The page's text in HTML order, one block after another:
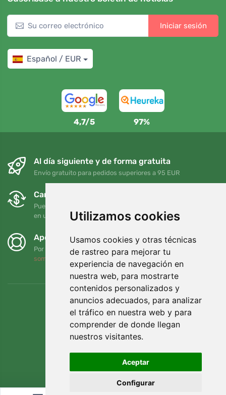
Utilizamos cookies
Usamos cookies y otras técnicas
de rastreo para mejorar tu
experiencia de navegación en
nuestra web, para mostrarte
contenidos personalizados y
anuncios adecuados, para analizar
el tráfico en nuestra web y para
comprender de donde llegan
nuestros visitantes.
Aceptar
Configurar
Iniciar sesión
Español / EUR
4,7/5 97%
Al día siguiente y de forma gratuita
Envío gratuito para pedidos superiores a 95 EUR
Cambios y devoluciones gratuitos
Puede devolver o cambiar su pedido en cualquier momento
en un plazo de 90 días
Apoyamos a Trees.org
Por cada pedido plantamos un árbol. Leer más
somos